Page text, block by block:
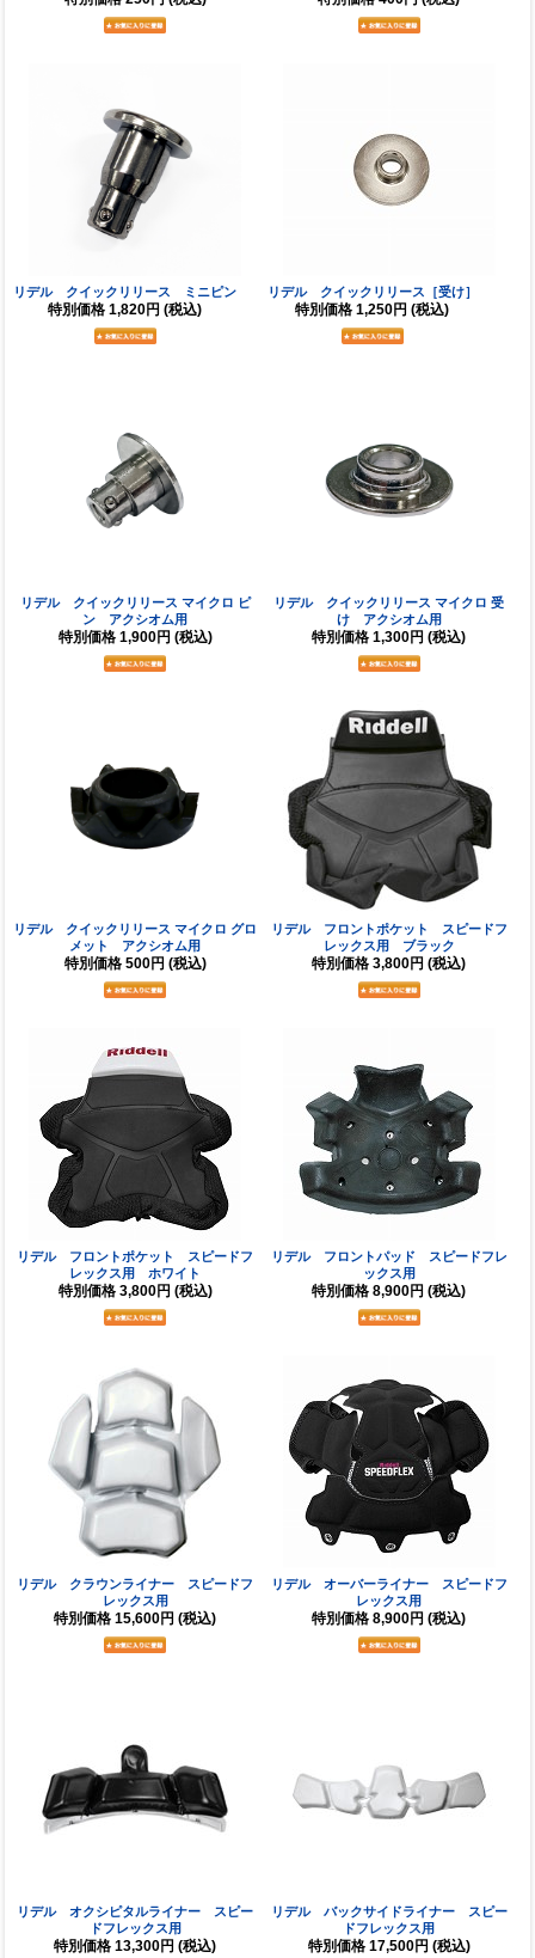
リデル クイックリリース ミニピン
特別価格 1,820円 (税込)
リデル クイックリリース［受け］
特別価格 1,250円 (税込)
リデル クイックリリース マイクロ ピ
ン アクシオム用
特別価格 1,900円 (税込)
リデル クイックリリース マイクロ 受
け アクシオム用
特別価格 1,300円 (税込)
リデル クイックリリース マイクロ グロ
メット アクシオム用
特別価格 500円 (税込)
リデル フロントポケット スピードフ
レックス用 ブラック
特別価格 3,800円 (税込)
リデル フロントポケット スピードフ
レックス用 ホワイト
特別価格 3,800円 (税込)
リデル フロントパッド スピードフレ
ックス用
特別価格 8,900円 (税込)
リデル クラウンライナー スピードフ
レックス用
特別価格 15,600円 (税込)
リデル オーバーライナー スピードフ
レックス用
特別価格 8,900円 (税込)
リデル オクシピタルライナー スピー
ドフレックス用
特別価格 13,300円 (税込)
リデル バックサイドライナー スピー
ドフレックス用
特別価格 17,500円 (税込)